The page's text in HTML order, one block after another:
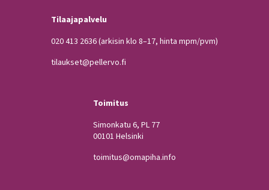
Tilaajapalvelu
020 413 2636(arkisin klo 8–17, hinta mpm/pvm)
tilaukset@pellervo.fi
Toimitus
Simonkatu 6, PL 77
00101 Helsinki
toimitus@omapiha.info